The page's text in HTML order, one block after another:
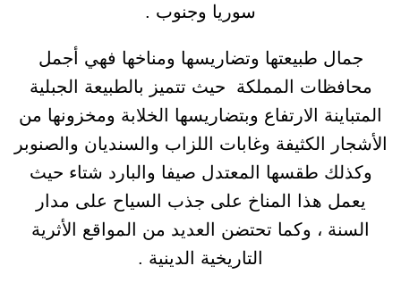
سوريا وجنوب .
جمال طبيعتها وتضاريسها ومناخها فهي أجمل
محافظات المملكة حيث تتميز بالطبيعة الجبلية
المتباينة الارتفاع وبتضاريسها الخلابة ومخزونها من
الأشجار الكثيفة وغابات اللزاب والسنديان والصنوبر
وكذلك طقسها المعتدل صيفا والبارد شتاء حيث
يعمل هذا المناخ على جذب السياح على مدار
السنة ، وكما تحتضن العديد من المواقع الأثرية
التاريخية الدينية .